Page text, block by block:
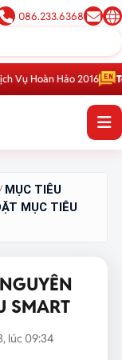
086.233.6368
2016 Top 1Thương
MỤC TIÊU
MỤC TIÊU
SMART
lúc 09:34